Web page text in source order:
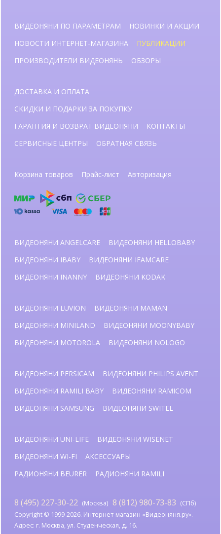
ВИДЕОНЯНИ ПО ПАРАМЕТРАМ
НОВИНКИ И АКЦИИ
НОВОСТИ ИНТЕРНЕТ-МАГАЗИНА
ПУБЛИКАЦИИ
ПРОИЗВОДИТЕЛИ ВИДЕОНЯНЬ
ОБЗОРЫ
ДОСТАВКА И ОПЛАТА
СКИДКИ И ПОДАРКИ ЗА ПОКУПКУ
ГАРАНТИЯ И ВОЗВРАТ ВИДЕОНЯНИ
КОНТАКТЫ
СЕРВИСНЫЕ ЦЕНТРЫ
ОБРАТНАЯ СВЯЗЬ
Корзина товаров Прайс-лист Авторизация
ВИДЕОНЯНИ ANGELCARE
ВИДЕОНЯНИ HELLOBABY
ВИДЕОНЯНИ IBABY
ВИДЕОНЯНИ IFAMCARE
ВИДЕОНЯНИ INANNY
ВИДЕОНЯНИ KODAK
ВИДЕОНЯНИ LUVION
ВИДЕОНЯНИ MAMAN
ВИДЕОНЯНИ MINILAND
ВИДЕОНЯНИ MOONYBABY
ВИДЕОНЯНИ MOTOROLA
ВИДЕОНЯНИ NOLOGO
ВИДЕОНЯНИ PERSICAM
ВИДЕОНЯНИ PHILIPS AVENT
ВИДЕОНЯНИ RAMILI BABY
ВИДЕОНЯНИ RAMICOM
ВИДЕОНЯНИ SAMSUNG
ВИДЕОНЯНИ SWITEL
ВИДЕОНЯНИ UNI-LIFE
ВИДЕОНЯНИ WISENET
ВИДЕОНЯНИ WI-FI
АКСЕССУАРЫ
РАДИОНЯНИ BEURER
РАДИОНЯНИ RAMILI
8 (495) 227-30-22 (Москва) 8 (812) 980-73-83 (СПб)
Copyright © 1999-2026. Интернет-магазин «Видеоняня.ру».
Адрес: г. Москва, ул. Студенческая, д. 16.